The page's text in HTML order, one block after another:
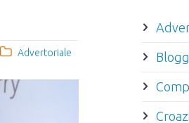
Advertoriale